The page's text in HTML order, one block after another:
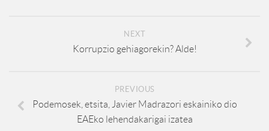
NEXT
Korrupzio gehiagorekin? Alde!
PREVIOUS
Podemosek, etsita, Javier Madrazori eskainiko dio
EAEko lehendakarigai izatea